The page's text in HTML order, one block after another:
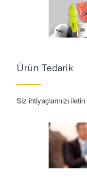
Ürün Tedarik
Siz ihtiyaçlarınızı